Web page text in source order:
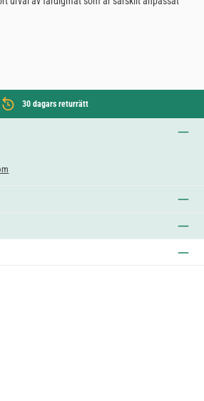
30 dagars returrätt